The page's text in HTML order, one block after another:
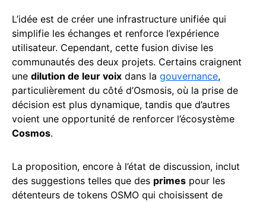
L’idée est de créer une infrastructure unifiée qui
simplifie les échanges et renforce l’expérience
utilisateur. Cependant, cette fusion divise les
communautés des deux projets. Certains craignent
une dilution de leur voix dans la gouvernance,
particulièrement du côté d’Osmosis, où la prise de
décision est plus dynamique, tandis que d’autres
voient une opportunité de renforcer l’écosystème
Cosmos.
La proposition, encore à l’état de discussion, inclut
des suggestions telles que des primes pour les
détenteurs de tokens OSMO qui choisissent de